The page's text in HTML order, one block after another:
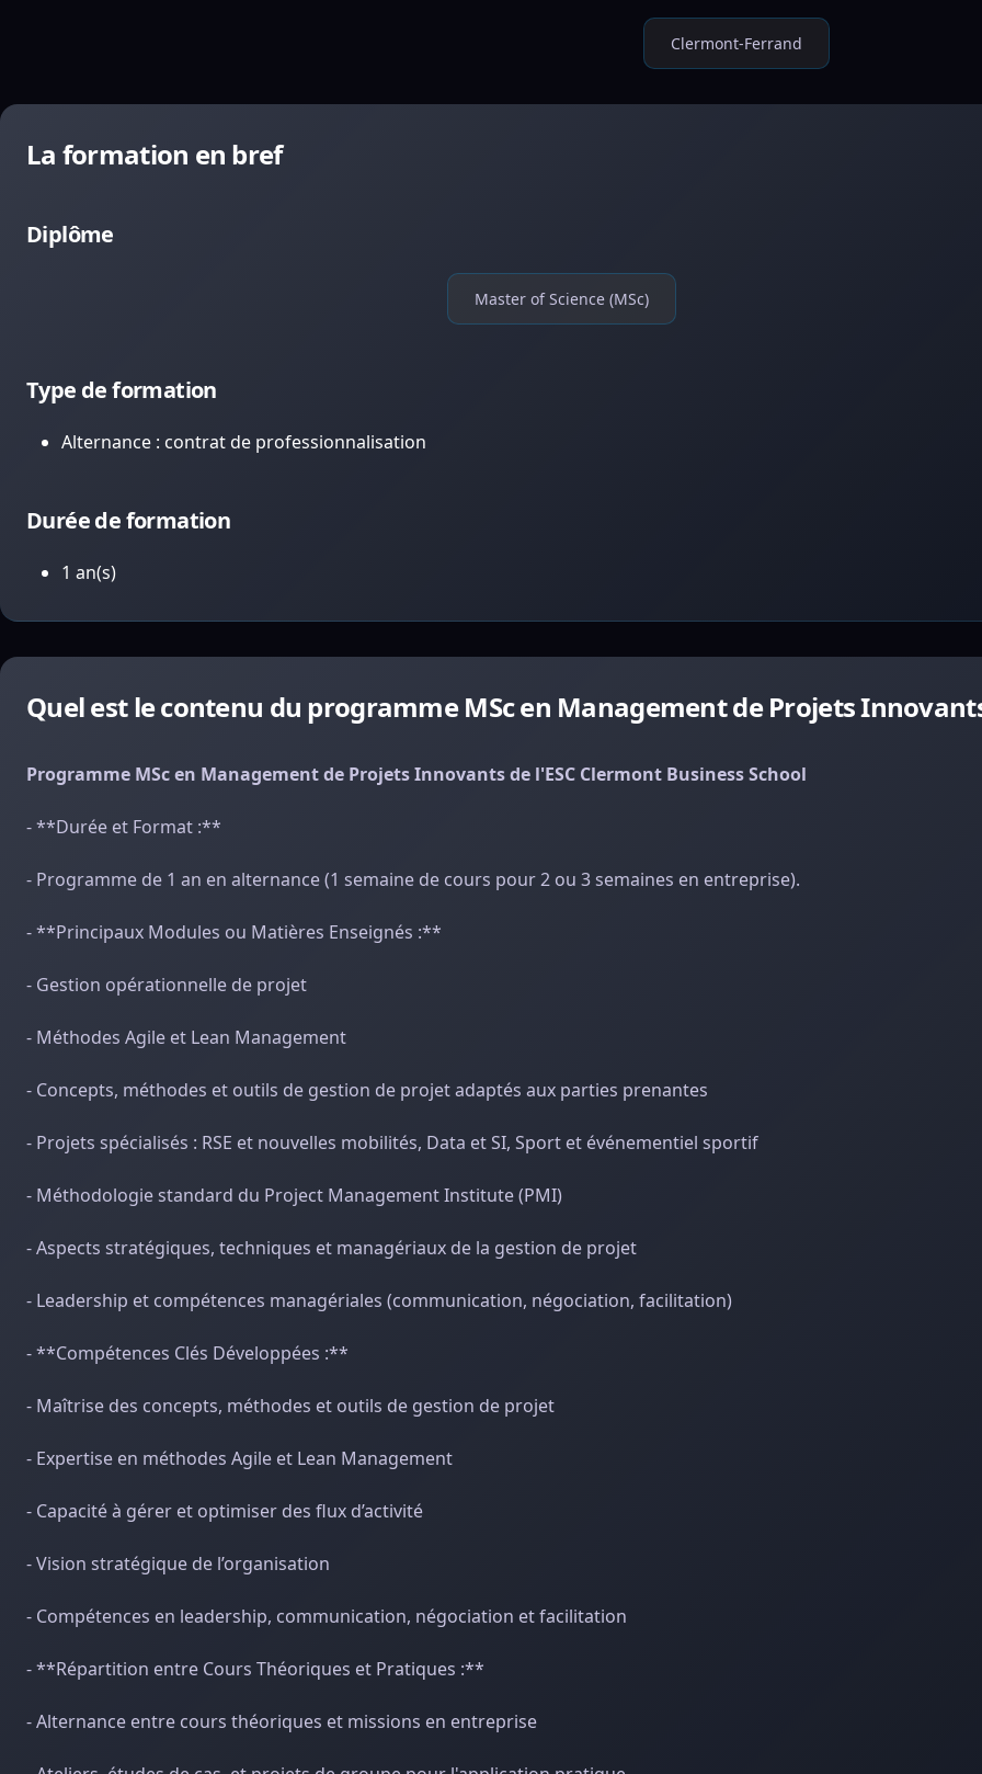
Clermont-Ferrand
La formation en bref
Diplôme
Master of Science (MSc)
Type de formation
Alternance : contrat de professionnalisation
Durée de formation
1 an(s)
Quel est le contenu du programme MSc en Management de Projets
Programme MSc en Management de Projets Innovants de l'ESC Clermont Business School
- **Durée et Format :**
- Programme de 1 an en alternance (1 semaine de cours pour 2 ou 3 semaines en entreprise).
- **Principaux Modules ou Matières Enseignés :**
- Gestion opérationnelle de projet
- Méthodes Agile et Lean Management
- Concepts, méthodes et outils de gestion de projet adaptés aux parties prenantes
- Projets spécialisés : RSE et nouvelles mobilités, Data et SI, Sport et événementiel sportif
- Méthodologie standard du Project Management Institute (PMI)
- Aspects stratégiques, techniques et managériaux de la gestion de projet
- Leadership et compétences managériales (communication, négociation, facilitation)
- **Compétences Clés Développées :**
- Maîtrise des concepts, méthodes et outils de gestion de projet
- Expertise en méthodes Agile et Lean Management
- Capacité à gérer et optimiser des flux d’activité
- Vision stratégique de l’organisation
- Compétences en leadership, communication, négociation et facilitation
- **Répartition entre Cours Théoriques et Pratiques :**
- Alternance entre cours théoriques et missions en entreprise